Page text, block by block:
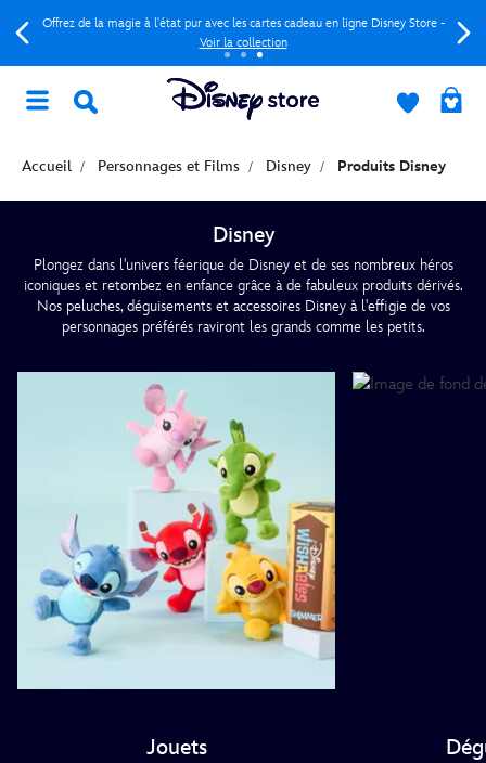
Offrez de la magie à l'état pur avec les cartes cadeau en ligne Disney Store -
Voir la collection
Accueil Personnages et Films Disney Produits Disney
Disney
Plongez dans l'univers féerique de Disney et de ses nombreux héros
iconiques et retombez en enfance grâce à de fabuleux produits dérivés.
Nos peluches, déguisements et accessoires Disney à l'effigie de vos
personnages préférés raviront les grands comme les petits.
Jouets